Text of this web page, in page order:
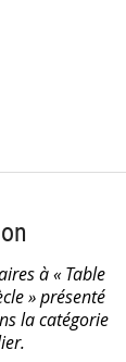
à « Table
» présenté
la catégorie